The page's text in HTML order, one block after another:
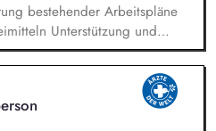
bestehender Arbeitspläne
Unterstützung und
Prozesszeiten in der Produktion
von
Richtlinien Auswertung und
zur Identifikation von